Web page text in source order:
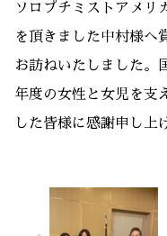
ソロプチミストアメ
を頂きました中村様へ
お訪ねいたしました
年度の女性と女児を支
した皆様に感謝申し上